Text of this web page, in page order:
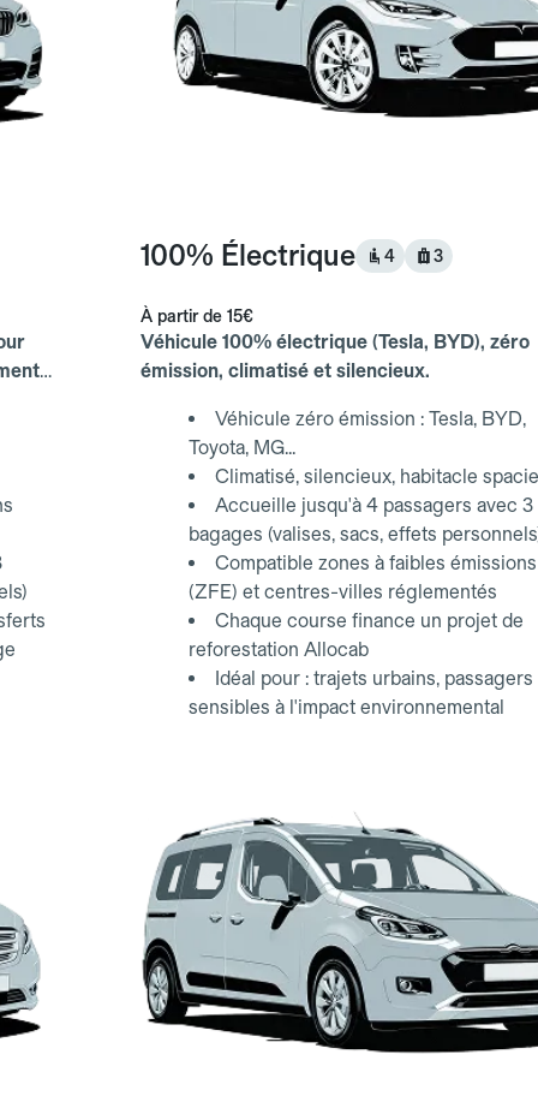
100% Électrique 4 3
À partir de 15€
Véhicule 100% électrique (Tesla, BYD), zéro
émission, climatisé et silencieux.
Véhicule zéro émission : Tesla, BYD,
Toyota, MG...
Climatisé, silencieux, habitacle
Accueille jusqu'à 4 passagers avec 3
bagages (valises, sacs, effets
Compatible zones à faibles émissions
(ZFE) et centres-villes réglementés
Chaque course finance un projet de
reforestation Allocab
Idéal pour : trajets urbains, passagers
sensibles à l'impact environnemental